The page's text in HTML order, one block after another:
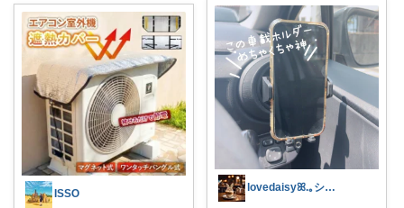
ISSO lovedaisyꕤ.｡シンママライフ